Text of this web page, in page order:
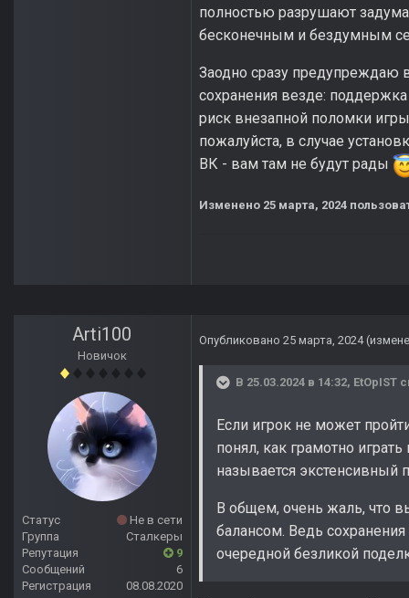
полностью разрушают
бесконечным и бездумным
Заодно сразу предупреждаю
сохранения везде:
риск внезапной поломки
пожалуйста, в случае
ВК - вам там не будут рады
Изменено 25 марта, 2024
Arti100
Новичок
Статус
Не в сети
Группа
Сталкеры
Репутация
9
Сообщений
6
Регистрация
08.08.2020
Опубликовано 25 марта, 2024
В 25.03.2024 в 14:32, EtOpIST
Если игрок не может
понял, как грамотно
называется экстенсивный
В общем, очень жаль, что
балансом. Ведь
очередной безликой